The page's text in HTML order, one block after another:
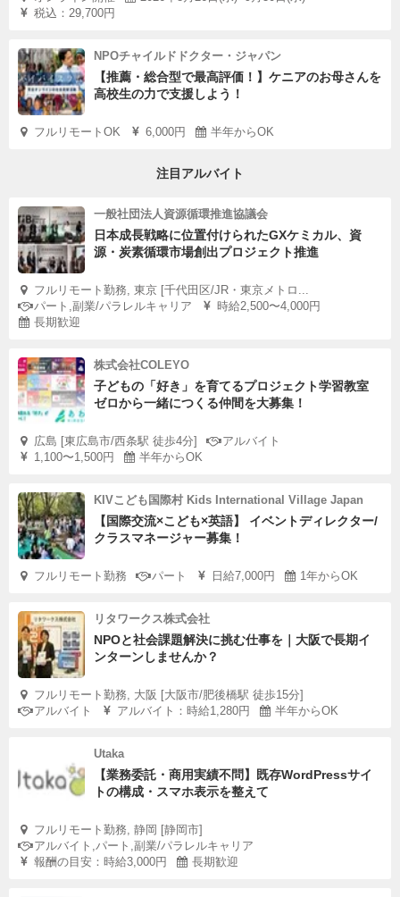
税込：29,700円
NPOチャイルドドクター・ジャパン
【推薦・総合型で最高評価！】ケニアのお母さんを
高校生の力で支援しよう！
フルリモートOK 6,000円 半年からOK
注目アルバイト
一般社団法人資源循環推進協議会
日本成長戦略に位置付けられたGXケミカル、資
源・炭素循環市場創出プロジェクト推進
フルリモート勤務, 東京 [千代田区/JR・東京メトロ...
パート,副業/パラレルキャリア
時給2,500〜4,000円
長期歓迎
株式会社COLEYO
子どもの「好き」を育てるプロジェクト学習教室
ゼロから一緒につくる仲間を大募集！
広島 [東広島市/西条駅 徒歩4分]
アルバイト
1,100〜1,500円
半年からOK
KIVこども国際村 Kids International Village Japan
【国際交流×こども×英語】 イベントディレクター/
クラスマネージャー募集！
フルリモート勤務 パート 日給7,000円 1年からOK
リタワークス株式会社
NPOと社会課題解決に挑む仕事を｜大阪で長期イ
ンターンしませんか？
フルリモート勤務, 大阪 [大阪市/肥後橋駅 徒歩15分]
アルバイト
アルバイト：時給1,280円 半年からOK
Utaka
【業務委託・商用実績不問】既存WordPressサイ
トの構成・スマホ表示を整えて
フルリモート勤務, 静岡 [静岡市]
アルバイト,パート,副業/パラレルキャリア
報酬の目安：時給3,000円
長期歓迎